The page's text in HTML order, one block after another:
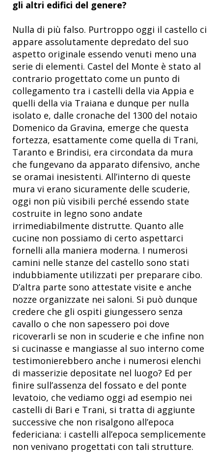
gli altri edifici del genere?
Nulla di più falso. Purtroppo oggi il castello ci
appare assolutamente depredato del suo
aspetto originale essendo venuti meno una
serie di elementi. Castel del Monte è stato al
contrario progettato come un punto di
collegamento tra i castelli della via Appia e
quelli della via Traiana e dunque per nulla
isolato e, dalle cronache del 1300 del notaio
Domenico da Gravina, emerge che questa
fortezza, esattamente come quella di Trani,
Taranto e Brindisi, era circondata da mura
che fungevano da apparato difensivo, anche
se oramai inesistenti. All’interno di queste
mura vi erano sicuramente delle scuderie,
oggi non più visibili perché essendo state
costruite in legno sono andate
irrimediabilmente distrutte. Quanto alle
cucine non possiamo di certo aspettarci
fornelli alla maniera moderna. I numerosi
camini nelle stanze del castello sono stati
indubbiamente utilizzati per preparare cibo.
D’altra parte sono attestate visite e anche
nozze organizzate nei saloni. Si può dunque
credere che gli ospiti giungessero senza
cavallo o che non sapessero poi dove
ricoverarli se non in scuderie e che infine non
si cucinasse e mangiasse al suo interno come
testimonierebbero anche i numerosi elenchi
di masserizie depositate nel luogo? Ed per
finire sull’assenza del fossato e del ponte
levatoio, che vediamo oggi ad esempio nei
castelli di Bari e Trani, si tratta di aggiunte
successive che non risalgono all’epoca
federiciana: i castelli all’epoca semplicemente
non venivano progettati con tali strutture.